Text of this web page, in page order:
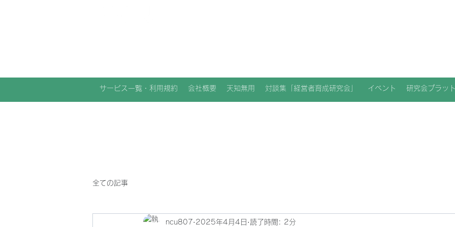
サービス一覧・利用規約 会社概要 天知無用 対談集「経営者育成研究会」 イベント 研究会プラッ
全ての記事
ncu807 2025年4月4日 読了時間: 2分